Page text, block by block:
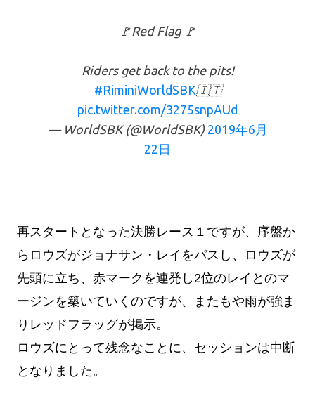
🚩Red Flag 🚩
Riders get back to the pits!
#RiminiWorldSBK🇮🇹
pic.twitter.com/3275snpAUd
— WorldSBK (@WorldSBK) 2019年6月
22日
再スタートとなった決勝レース１ですが、序盤か
らロウズがジョナサン・レイをパスし、ロウズが
先頭に立ち、赤マークを連発し2位のレイとのマ
ージンを築いていくのですが、またもや雨が強ま
りレッドフラッグが掲示。
ロウズにとって残念なことに、セッションは中断
となりました。